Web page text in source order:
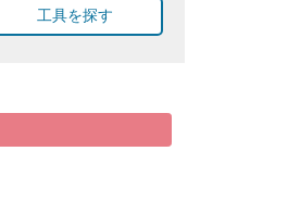
工具を探す